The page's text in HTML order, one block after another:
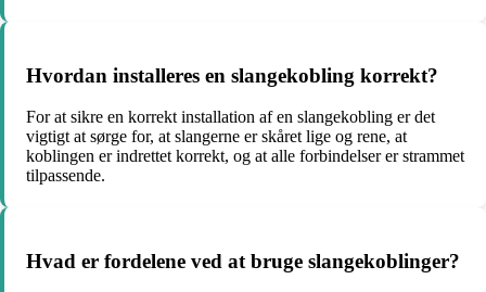
Hvordan installeres en slangekobling korrekt?
For at sikre en korrekt installation af en slangekobling er det
vigtigt at sørge for, at slangerne er skåret lige og rene, at
koblingen er indrettet korrekt, og at alle forbindelser er strammet
tilpassende.
Hvad er fordelene ved at bruge slangekoblinger?